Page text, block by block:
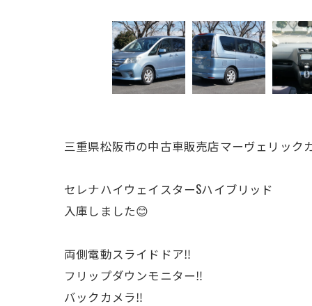
三重県松阪市の中古車販売店マーヴェリック
セレナハイウェイスターSハイブリッド
入庫しました😊
両側電動スライドドア‼️
フリップダウンモニター‼️
バックカメラ‼️